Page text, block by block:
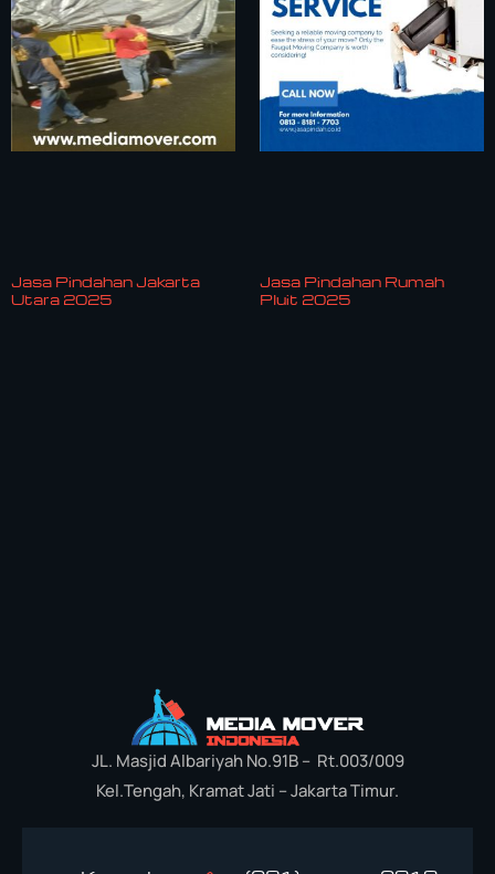
Jasa Pindahan Jakarta
Utara 2025
Jasa Pindahan Rumah
Pluit 2025
JL. Masjid Albariyah No.91B – Rt.003/009
Kel.Tengah, Kramat Jati – Jakarta Timur.